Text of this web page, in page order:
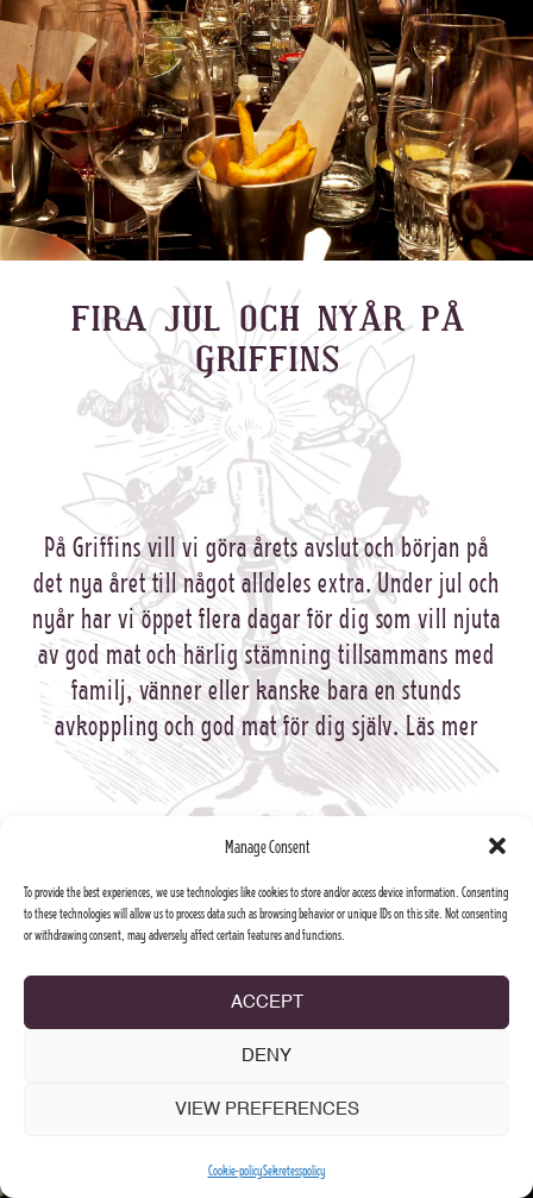
Manage Consent
To provide the best experiences, we use technologies like cookies to store and/or access device information. Consenting
to these technologies will allow us to process data such as browsing behavior or unique IDs on this site. Not consenting
or withdrawing consent, may adversely affect certain features and functions.
ACCEPT
DENY
VIEW PREFERENCES
Cookie-policySekretesspolicy
FIRA JUL OCH NYÅR PÅ
GRIFFINS
På Griffins vill vi göra årets avslut och början på
det nya året till något alldeles extra. Under jul och
nyår har vi öppet flera dagar för dig som vill njuta
av god mat och härlig stämning tillsammans med
familj, vänner eller kanske bara en stunds
avkoppling och god mat för dig själv.Läs mer